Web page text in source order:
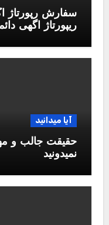
سفارش رپورتاژ
ریپورتاژ اگهی
آیا میدانید
حقیقت جالب و
نمیدونید